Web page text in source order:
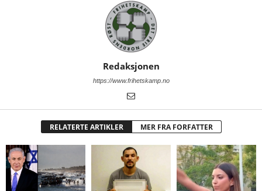
Redaksjonen
https://www.frihetskamp.no
RELATERTE ARTIKLER MER FRA FORFATTER